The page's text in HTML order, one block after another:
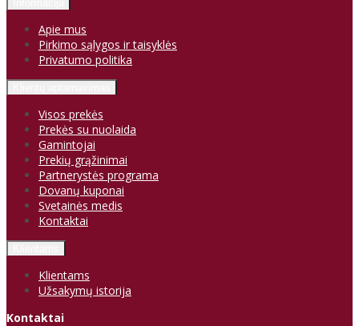
Apie mus
Pirkimo sąlygos ir taisyklės
Privatumo politika
Visos prekės
Prekės su nuolaida
Gamintojai
Prekių grąžinimai
Partnerystės programa
Dovanų kuponai
Svetainės medis
Kontaktai
Klientams
Užsakymų istorija
Kontaktai